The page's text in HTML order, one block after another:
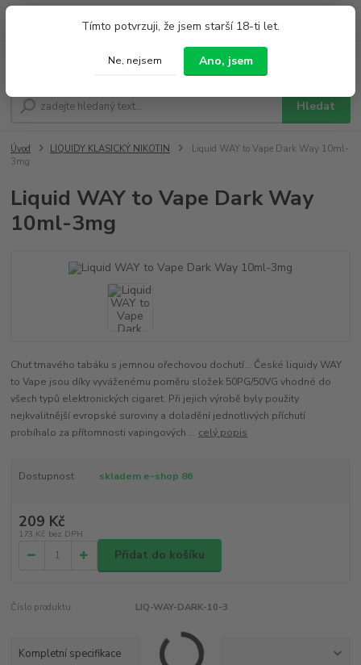
Tímto potvrzuji, že jsem starší 18-ti let.
Ne, nejsem Ano, jsem
Hledat
Po - Pá 9:00 - 19:00 So 9:00 - 14:00
Úvod LIQUIDY KLASICKÝ NIKOTIN
Liquid WAY to Vape Dark Way 10ml-
3mg
Liquid WAY to Vape Dark Way
10ml-3mg
Chuť tmavého tabáku s jemnou ořechovou dochutí... České liquidy WAY
to Vape jsou díky vyváženému poměru složek 50PG/50VG vhodné do
všech typů elektronických cigaret. Při jejich výrobě byly použity
nejkvalitnější evropské suroviny a doladění jednotlivých příchutí
probíhalo za přítomnosti vapingových ... celý popis
Dostupnost skladem e-shop 86
209 Kč
173 Kč bez DPH
Přidat do košíku
Číslo produktu: LIQ-WAY-DARK-10-3
Kompletní specifikace